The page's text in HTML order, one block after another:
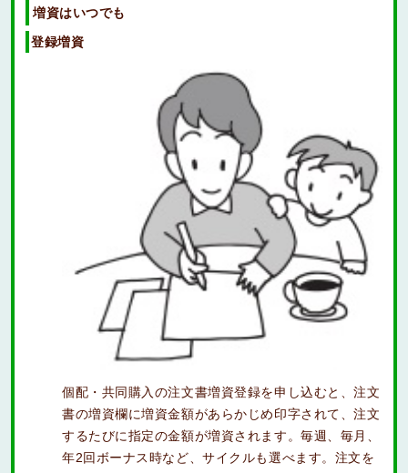
増資はいつでも
登録増資
個配・共同購入の注文書増資登録を申し込むと、注文
書の増資欄に増資金額があらかじめ印字されて、注文
するたびに指定の金額が増資されます。毎週、毎月、
年2回ボーナス時など、サイクルも選べます。注文を